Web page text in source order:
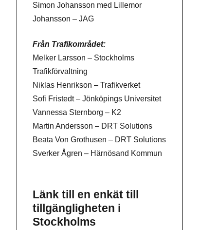
Simon Johansson med Lillemor
Johansson – JAG
Från Trafikområdet:
Melker Larsson – Stockholms
Trafikförvaltning
Niklas Henrikson – Trafikverket
Sofi Fristedt – Jönköpings Universitet
Vannessa Sternborg – K2
Martin Andersson – DRT Solutions
Beata Von Grothusen – DRT Solutions
Sverker Ågren – Härnösand Kommun
Länk till en enkät till
tillgängligheten i
Stockholms